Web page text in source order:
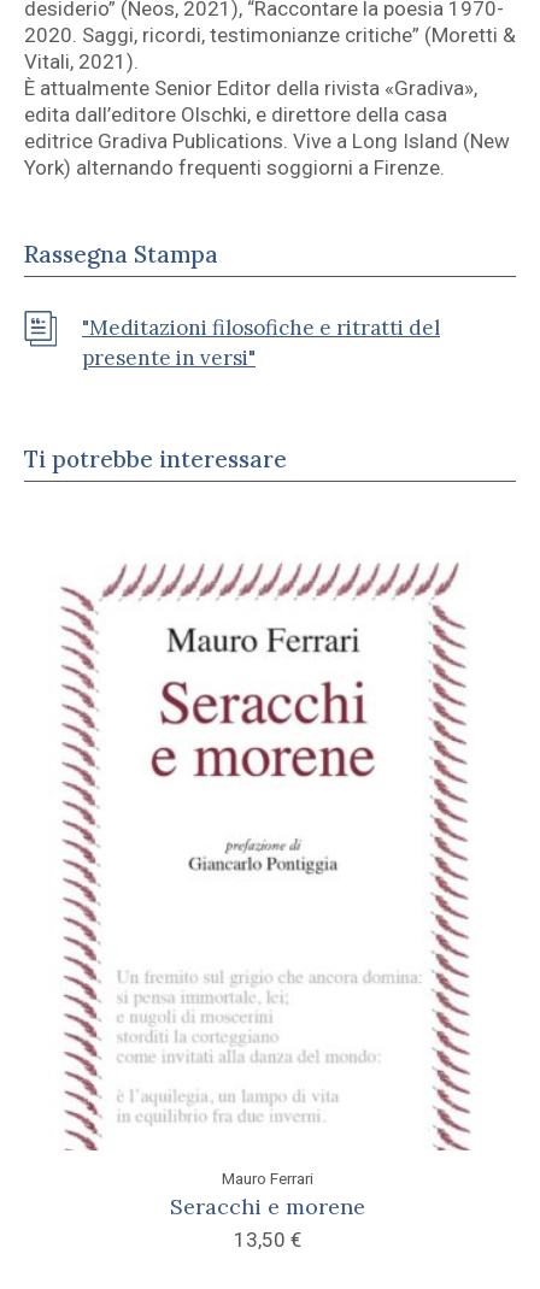
desiderio” (Neos, 2021), “Raccontare la poesia 1970-
2020. Saggi, ricordi, testimonianze critiche” (Moretti &
Vitali, 2021).
È attualmente Senior Editor della rivista «Gradiva»,
edita dall’editore Olschki, e direttore della casa
editrice Gradiva Publications. Vive a Long Island (New
York) alternando frequenti soggiorni a Firenze.
Rassegna Stampa
"Meditazioni filosofiche e ritratti del
presente in versi"
Ti potrebbe interessare
Mauro Ferrari
Seracchi e morene
13,50 €